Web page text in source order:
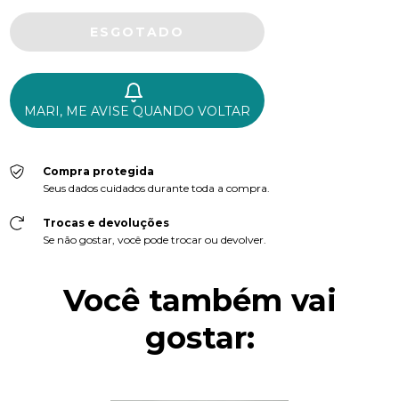
MARI, ME AVISE QUANDO VOLTAR
Compra protegida
Seus dados cuidados durante toda a compra.
Trocas e devoluções
Se não gostar, você pode trocar ou devolver.
Você também vai
gostar: